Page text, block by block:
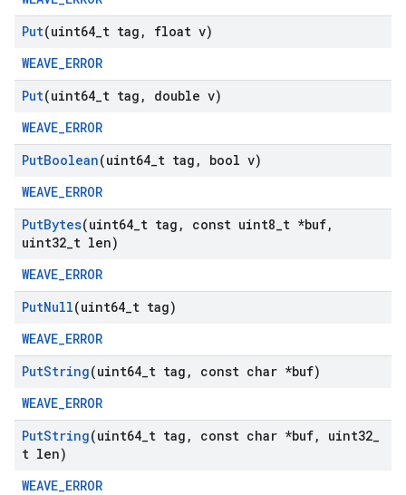
Put(uint64 t tag ,
float v)
WEAVE_ERROR
Put(uint64 t tag ,
double v)
WEAVE_ERROR
PutBoolean(uint64 t tag ,
bool v)
WEAVE_ERROR
PutBytes(uint64 t tag , const uint8 t *buf,
uint32 t len)
WEAVE_ERROR
PutNull(uint64 t tag)
WEAVE_ERROR
PutString(uint64 t tag ,
const char *buf)
WEAVE_ERROR
PutString(uint64 t tag , const char *buf, uint32
t len)
WEAVE_ERROR